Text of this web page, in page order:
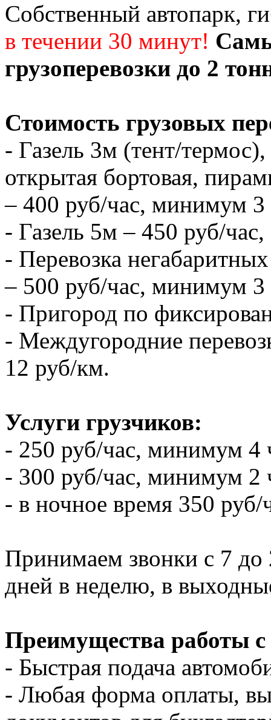
Собственный автопарк,
в течении 30 минут!
грузоперевозки до 2
Стоимость грузовых
- Газель 3м (тент/
открытая бортовая,
– 400 руб/час, минимум 3
- Газель 5м – 450 руб/
- Перевозка
– 500 руб/час, минимум 3
- Пригород по
- Междугородние
12 руб/км.
Услуги грузчиков:
- 250 руб/час, минимум 4
- 300 руб/час, минимум 2
- в ночное время 350
Принимаем звонки с 7 до
дней в неделю, в
Преимущества работы
- Быстрая подача
- Любая форма оплаты,